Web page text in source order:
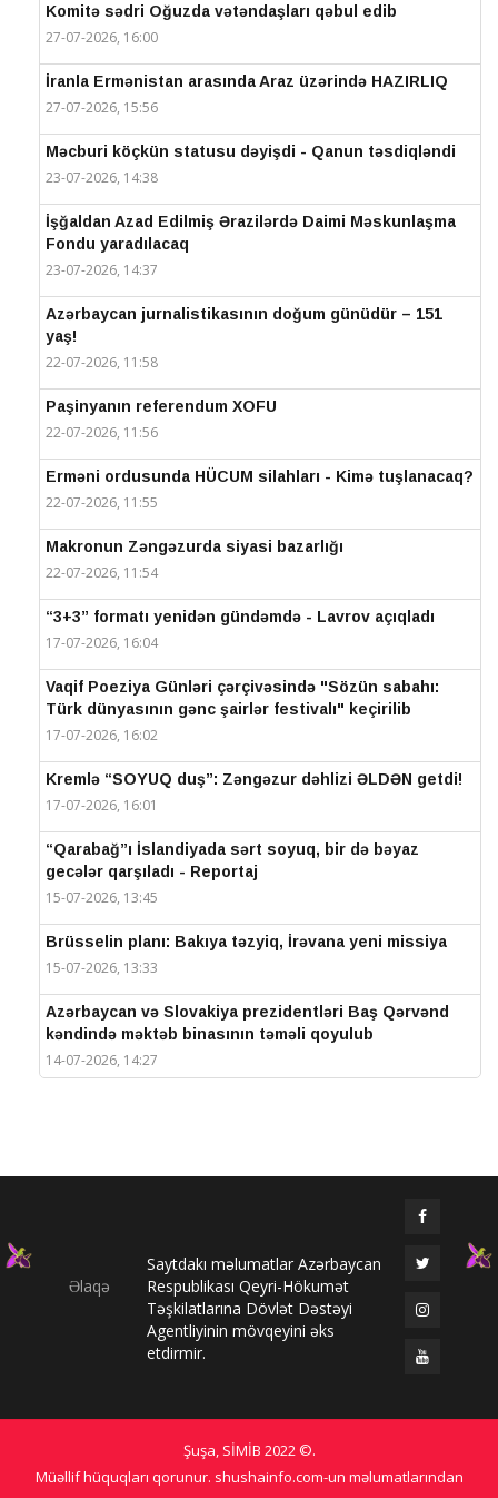
Komitə sədri Oğuzda vətəndaşları qəbul edib
27-07-2026, 16:00
İranla Ermənistan arasında Araz üzərində HAZIRLIQ
27-07-2026, 15:56
Məcburi köçkün statusu dəyişdi - Qanun təsdiqləndi
23-07-2026, 14:38
İşğaldan Azad Edilmiş Ərazilərdə Daimi Məskunlaşma
Fondu yaradılacaq
23-07-2026, 14:37
Azərbaycan jurnalistikasının doğum günüdür – 151
yaş!
22-07-2026, 11:58
Paşinyanın referendum XOFU
22-07-2026, 11:56
Erməni ordusunda HÜCUM silahları - Kimə tuşlanacaq?
22-07-2026, 11:55
Makronun Zəngəzurda siyasi bazarlığı
22-07-2026, 11:54
“3+3” formatı yenidən gündəmdə - Lavrov açıqladı
17-07-2026, 16:04
Vaqif Poeziya Günləri çərçivəsində "Sözün sabahı:
Türk dünyasının gənc şairlər festivalı" keçirilib
17-07-2026, 16:02
Kremlə “SOYUQ duş”: Zəngəzur dəhlizi ƏLDƏN getdi!
17-07-2026, 16:01
“Qarabağ”ı İslandiyada sərt soyuq, bir də bəyaz
gecələr qarşıladı - Reportaj
15-07-2026, 13:45
Brüsselin planı: Bakıya təzyiq, İrəvana yeni missiya
15-07-2026, 13:33
Azərbaycan və Slovakiya prezidentləri Baş Qərvənd
kəndində məktəb binasının təməli qoyulub
14-07-2026, 14:27
Prezidentlər Şuşada mətbuata bəyanatlarla çıxış
Elməddin Behbud: “IV Şuşa Qlobal Media Forumu
beynəlxalq media əməkdaşlığının nüfuzlu
platformasına çevrilib”
14-07-2026, 14:24
Qlobal Şuşa
Əlaqə
Saytdakı məlumatlar Azərbaycan
Respublikası Qeyri-Hökumət
Təşkilatlarına Dövlət Dəstəyi
Agentliyinin mövqeyini əks
etdirmir.
Şuşa, SİMİB 2022 ©.
Müəllif hüquqları qorunur. shushainfo.com-un məlumatlarından